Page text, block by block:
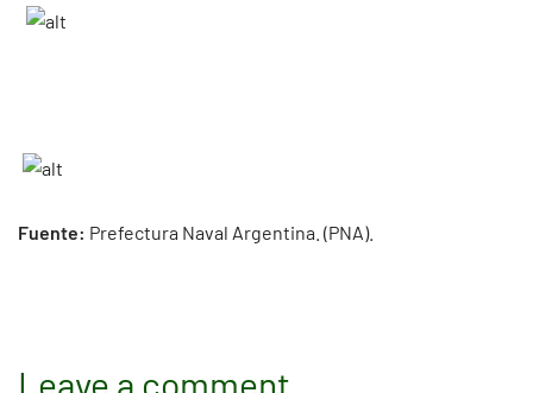
Fuente: Prefectura Naval Argentina. (PNA).
Leave a comment